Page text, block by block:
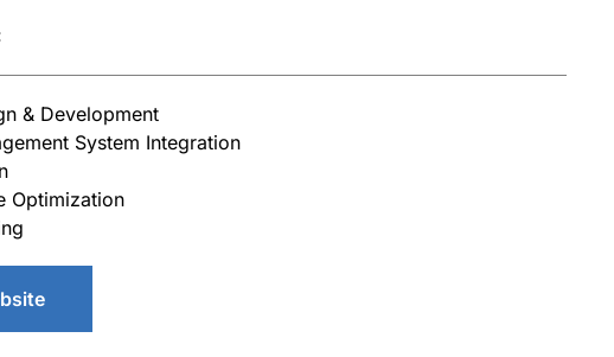
& Development
System Integration
Optimization